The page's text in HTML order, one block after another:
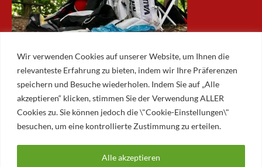
Wir verwenden Cookies auf unserer Website, um Ihnen die
relevanteste Erfahrung zu bieten, indem wir Ihre Präferenzen
speichern und Besuche wiederholen. Indem Sie auf „Alle
akzeptieren“ klicken, stimmen Sie der Verwendung ALLER
Cookies zu. Sie können jedoch die \"Cookie-Einstellungen\"
besuchen, um eine kontrollierte Zustimmung zu erteilen.
Alle akzeptieren
ARCHIV
Archiv